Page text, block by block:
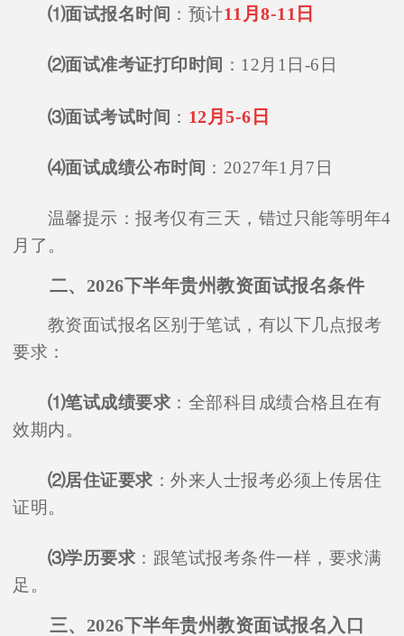
⑴面试报名时间 ：预计11月8-11日
⑵面试准考证打印时间 ：12月1日-6日
⑶面试考试时间 ： 12月5-6日
⑷面试成绩公布时间 ：2027年1月7日
温馨提示：报考仅有三天，错过只能等明年4
月了。
二、2026下半年贵州教资面试报名条件
教资面试报名区别于笔试，有以下几点报考
要求：
⑴笔试成绩要求 ：全部科目成绩合格且在有
效期内。
⑵居住证要求 ：外来人士报考必须上传居住
证明。
⑶学历要求 ：跟笔试报考条件一样，要求满
足。
三、2026下半年贵州教资面试报名入口